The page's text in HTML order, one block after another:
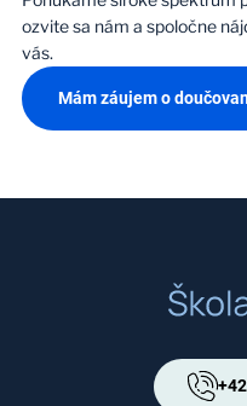
ozvite sa nám a spoločne
vás.
Mám záujem o